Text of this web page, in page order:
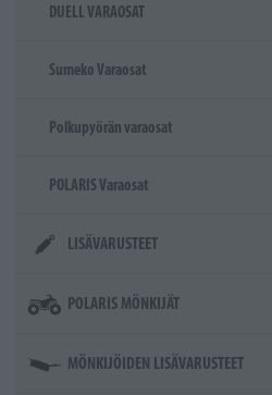
DUELL VARAOSAT
Sumeko Varaosat
Polkupyörän varaosat
POLARIS Varaosat
LISÄVARUSTEET
POLARIS MÖNKIJÄT
MÖNKIJÖIDEN LISÄVARUSTEET